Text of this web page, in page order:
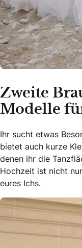
Zweite
Modelle
Ihr sucht etwas
bietet auch kurze
denen ihr die
Hochzeit ist nicht
eures Ichs.